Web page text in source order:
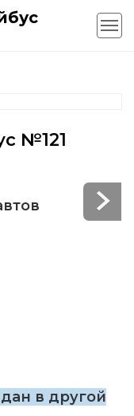
№121
в другой